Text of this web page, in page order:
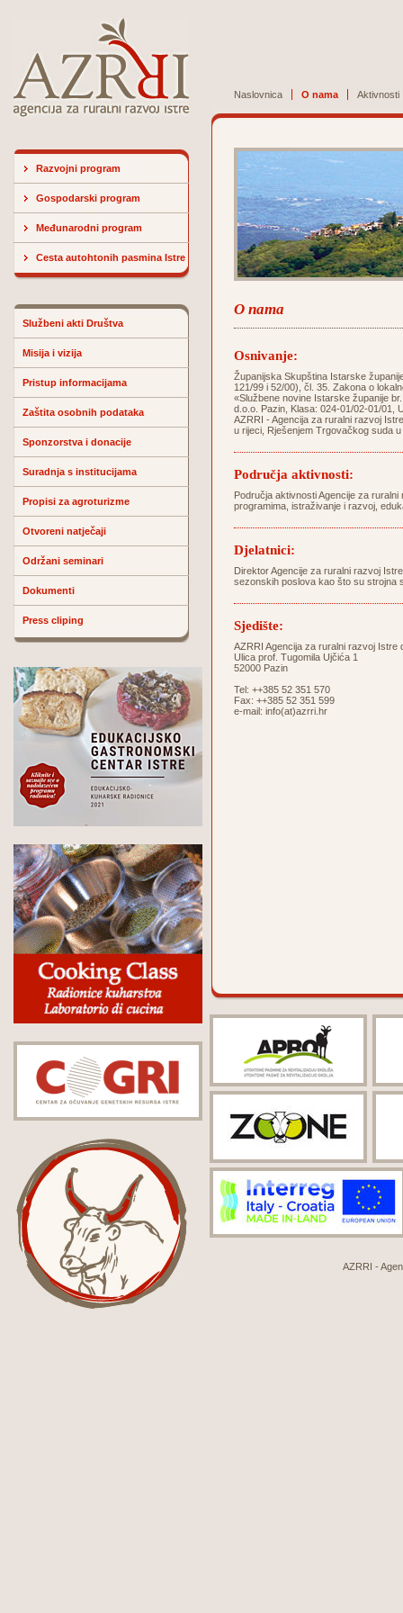
Naslovnica O nama Aktivnosti
Razvojni program
Gospodarski program
Međunarodni program
Cesta autohtonih pasmina Istre
Službeni akti Društva
Misija i vizija
Pristup informacijama
Zaštita osobnih podataka
Sponzorstva i donacije
Suradnja s institucijama
Propisi za agroturizme
Otvoreni natječaji
Održani seminari
Dokumenti
Press cliping
O nama
Osnivanje:
Županijska Skupština Istarske
121/99 i 52/00), čl. 35. Zakona o
«Službene novine Istarske županije
d.o.o. Pazin, Klasa: 024-01/02-01/01,
AZRRI - Agencija za ruralni razvoj
u rijeci, Rješenjem Trgovačkog suda
Područja aktivnosti:
Područja aktivnosti Agencije za
programima, istraživanje i razvoj,
Djelatnici:
Direktor Agencije za ruralni razvoj
sezonskih poslova kao što su strojna
Sjedište:
AZRRI Agencija za ruralni razvoj Istre
Ulica prof. Tugomila Ujčića 1
52000 Pazin
Tel: ++385 52 351 570
Fax: ++385 52 351 599
e-mail: info(at)azrri.hr
AZRRI -